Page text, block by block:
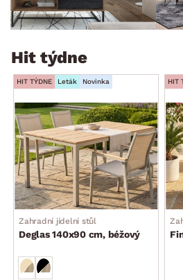
Hit týdne
HIT TÝDNE Leták Novinka
Zahradní jídelní stůl
Deglas 140x90 cm, béžový
HIT